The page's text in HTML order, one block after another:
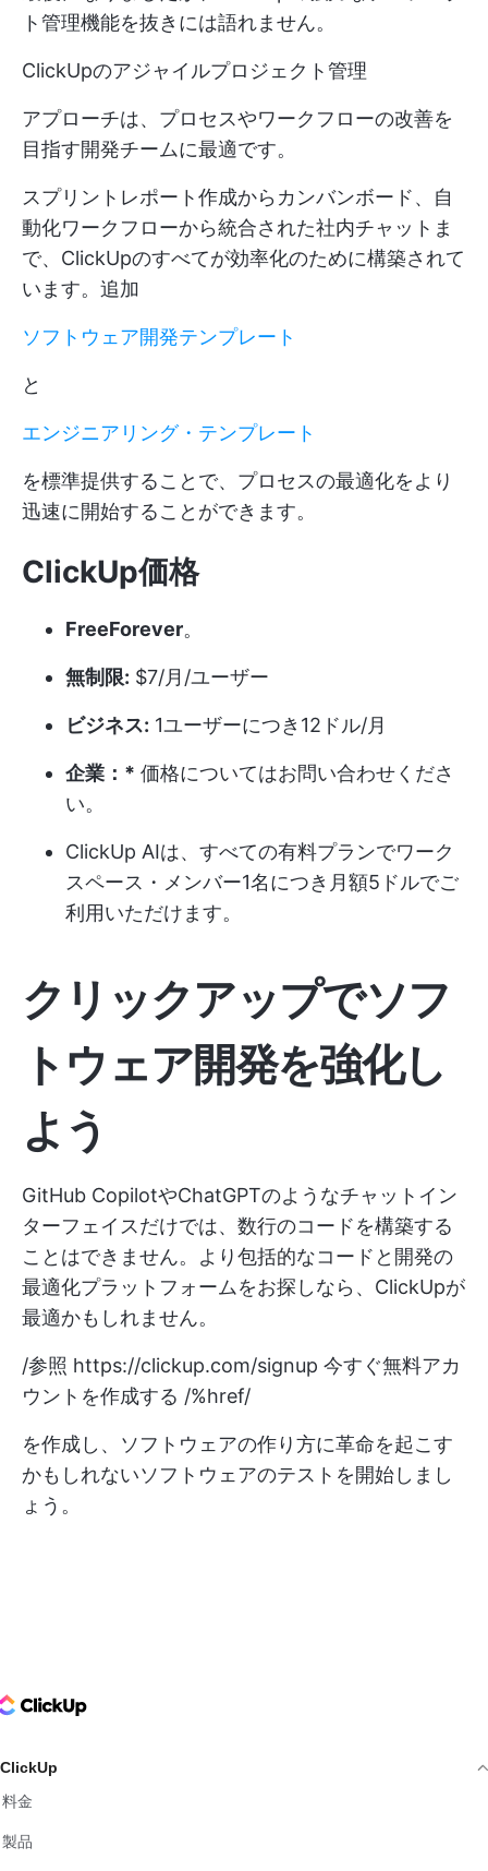
ト管理機能を抜きには語れません。
ClickUpのアジャイルプロジェクト管理
アプローチは、プロセスやワークフローの改善を
目指す開発チームに最適です。
スプリントレポート作成からカンバンボード、自
動化ワークフローから統合された社内チャットま
で、ClickUpのすべてが効率化のために構築されて
います。追加
ソフトウェア開発テンプレート
と
エンジニアリング・テンプレート
を標準提供することで、プロセスの最適化をより
迅速に開始することができます。
ClickUp価格
FreeForever。
無制限: $7/月/ユーザー
ビジネス: 1ユーザーにつき12ドル/月
企業：* 価格についてはお問い合わせくださ
い。
ClickUp AIは、すべての有料プランでワーク
スペース・メンバー1名につき月額5ドルでご
利用いただけます。
クリックアップでソフ
トウェア開発を強化し
よう
GitHub CopilotやChatGPTのようなチャットイン
ターフェイスだけでは、数行のコードを構築する
ことはできません。より包括的なコードと開発の
最適化プラットフォームをお探しなら、ClickUpが
最適かもしれません。
/参照 https://clickup.com/signup 今すぐ無料アカ
ウントを作成する /%href/
を作成し、ソフトウェアの作り方に革命を起こす
かもしれないソフトウェアのテストを開始しまし
ょう。
Logo
ClickUp
料金
製品